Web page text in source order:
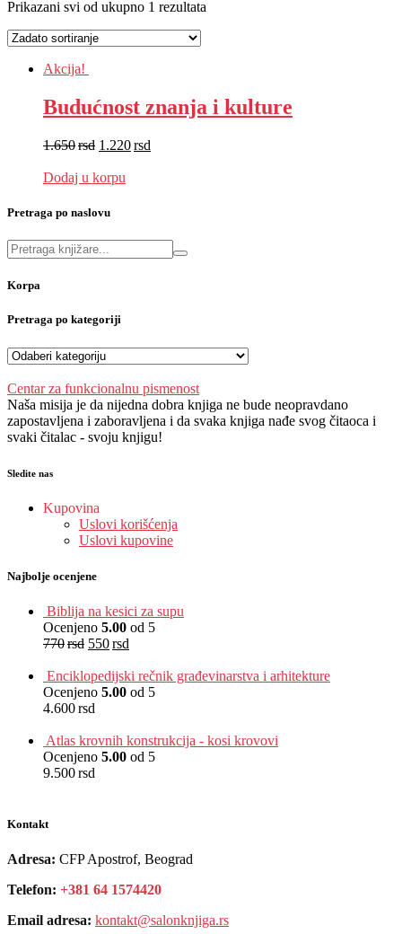
Prikazani svi od ukupno 1 rezultata
Akcija!
Budućnost znanja i kulture
1.650rsd 1.220rsd
Dodaj u korpu
Pretraga po naslovu
Korpa
Pretraga po kategoriji
Centar za funkcionalnu pismenost
Naša misija je da nijedna dobra knjiga ne bude neopravdano
zapostavljena i zaboravljena i da svaka knjiga nađe svog čitaoca i
svaki čitalac - svoju knjigu!
Sledite nas
Kupovina
Uslovi korišćenja
Uslovi kupovine
Najbolje ocenjene
Biblija na kesici za supu
Ocenjeno 5.00 od 5
770rsd 550rsd
Enciklopedijski rečnik građevinarstva i arhitekture
Ocenjeno 5.00 od 5
4.600rsd
Atlas krovnih konstrukcija - kosi krovovi
Ocenjeno 5.00 od 5
9.500rsd
Kontakt
Adresa: CFP Apostrof, Beograd
Telefon: +381 64 1574420
Email adresa: kontakt@salonknjiga.rs